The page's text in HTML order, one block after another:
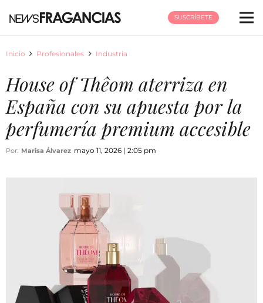
SUSCRÍBETE
Inicio Profesionales Industria
House of Thêom aterriza en
España con su apuesta por la
perfumería premium accesible
Por: Marisa Álvarez mayo 11, 2026 | 2:05 pm